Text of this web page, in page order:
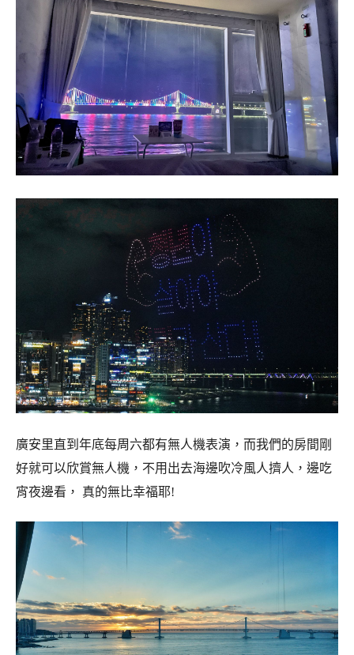
廣安里直到年底每周六都有無人機表演，而我們的房間剛
好就可以欣賞無人機，不用出去海邊吹冷風人擠人，邊吃
宵夜邊看， 真的無比幸福耶!